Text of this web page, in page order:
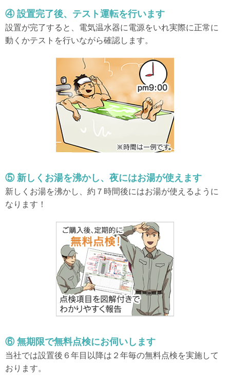
④ 設置完了後、テスト運転を行います
設置が完了すると、電気温水器に電源をいれ実際に正常に
動くかテストを行いながら確認します。
⑤ 新しくお湯を沸かし、夜にはお湯が使えます
新しくお湯を沸かし、約７時間後にはお湯が使えるように
なります！
⑥ 無期限で無料点検にお伺いします
当社では設置後６年目以降は２年毎の無料点検を実施して
おります。